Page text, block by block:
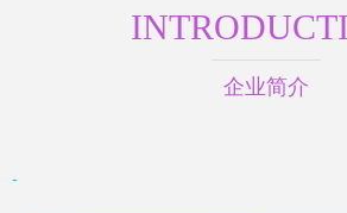
企业简介
-